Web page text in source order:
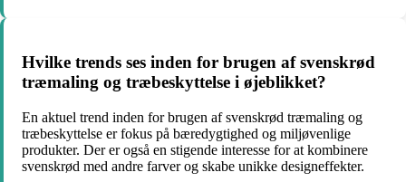
Hvilke trends ses inden for brugen af svenskrød
træmaling og træbeskyttelse i øjeblikket?
En aktuel trend inden for brugen af svenskrød træmaling og
træbeskyttelse er fokus på bæredygtighed og miljøvenlige
produkter. Der er også en stigende interesse for at kombinere
svenskrød med andre farver og skabe unikke designeffekter.